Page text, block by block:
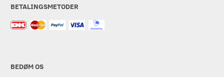
BETALINGSMETODER
BEDØM OS